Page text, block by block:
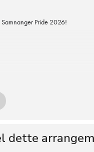
Pride 2026!
på Bjørkheim vil haldast
dette